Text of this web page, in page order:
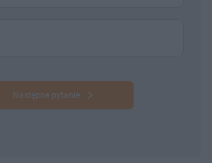
Następne pytanie